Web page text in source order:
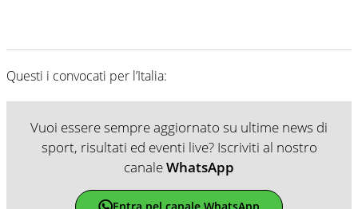
Questi i convocati per l’Italia:
Vuoi essere sempre aggiornato su ultime news di
sport, risultati ed eventi live? Iscriviti al nostro
canaleWhatsApp